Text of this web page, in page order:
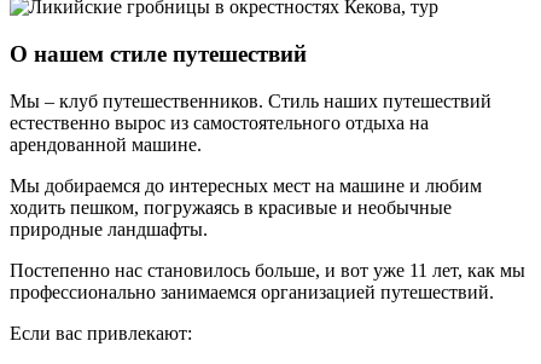
О нашем стиле путешествий
Мы – клуб путешественников. Стиль наших путешествий
естественно вырос из самостоятельного отдыха на
арендованной машине.
Мы добираемся до интересных мест на машине и любим
ходить пешком, погружаясь в красивые и необычные
природные ландшафты.
Постепенно нас становилось больше, и вот уже 11 лет, как мы
профессионально занимаемся организацией путешествий.
Если вас привлекают: